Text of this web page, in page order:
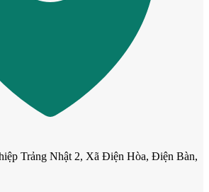
Gỗ MDF Laminate
Trảng Nhật 2, Xã Điện Hòa, Điện Bàn,